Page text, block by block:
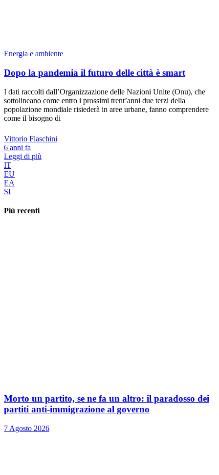
Energia e ambiente
Dopo la pandemia il futuro delle città è smart
I dati raccolti dall’Organizzazione delle Nazioni Unite (Onu), che
sottolineano come entro i prossimi trent’anni due terzi della
popolazione mondiale risiederà in aree urbane, fanno comprendere
come il bisogno di
Vittorio Fiaschini
6 anni fa
Leggi di più
IT
EU
EA
SI
Più recenti
Morto un partito, se ne fa un altro: il paradosso dei
partiti anti-immigrazione al governo
7 Agosto 2026